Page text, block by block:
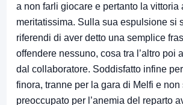
a non farli giocare e pertanto la vittoria
meritatissima. Sulla sua espulsione si
riferendi di aver detto una semplice
offendere nessuno, cosa tra l’altro poi
dal collaboratore. Soddisfatto infine
finora, tranne per la gara di Melfi e non
preoccupato per l’anemia del reparto